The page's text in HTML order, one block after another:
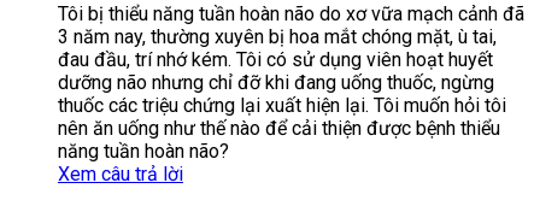
Tôi bị thiểu năng tuần hoàn não do xơ vữa mạch cảnh đã
3 năm nay, thường xuyên bị hoa mắt chóng mặt, ù tai,
đau đầu, trí nhớ kém. Tôi có sử dụng viên hoạt huyết
dưỡng não nhưng chỉ đỡ khi đang uống thuốc, ngừng
thuốc các triệu chứng lại xuất hiện lại. Tôi muốn hỏi tôi
nên ăn uống như thế nào để cải thiện được bệnh thiểu
năng tuần hoàn não?
Xem câu trả lời